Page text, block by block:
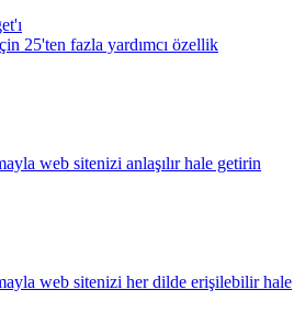
25'ten fazla yardımcı özellik
web sitenizi anlaşılır hale getirin
web sitenizi her dilde erişilebilir hale